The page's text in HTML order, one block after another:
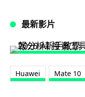
最新影片
Huawei Mate 10